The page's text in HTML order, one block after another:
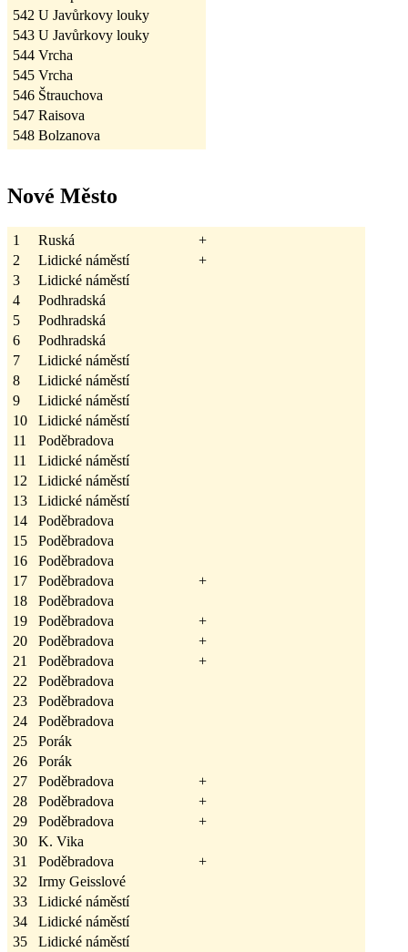
542 U Javůrkovy louky
543 U Javůrkovy louky
544 Vrcha
545 Vrcha
546 Štrauchova
547 Raisova
548 Bolzanova
Nové Město
1 Ruská
+
2
Lidické náměstí
+
3
Lidické náměstí
4
Podhradská
5
Podhradská
6
Podhradská
7
Lidické náměstí
8
Lidické náměstí
9
Lidické náměstí
10
Lidické náměstí
11
Poděbradova
11
Lidické náměstí
12
Lidické náměstí
13
Lidické náměstí
14
Poděbradova
15
Poděbradova
16
Poděbradova
17
Poděbradova
+
18
Poděbradova
19
Poděbradova
+
20
Poděbradova
+
21
Poděbradova
+
22
Poděbradova
23
Poděbradova
24
Poděbradova
25
Porák
26
Porák
27
Poděbradova
+
28
Poděbradova
+
29
Poděbradova
+
30
K. Vika
31
Poděbradova
+
32
Irmy Geisslové
33
Lidické náměstí
34
Lidické náměstí
35
Lidické náměstí